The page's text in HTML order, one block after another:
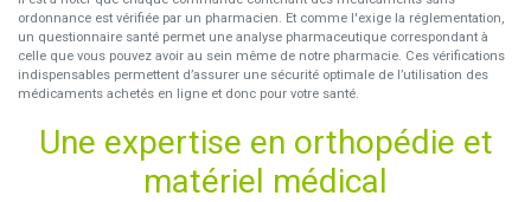
ordonnance est vérifiée par un pharmacien. Et comme l'exige la réglementation,
un questionnaire santé permet une analyse pharmaceutique correspondant à
celle que vous pouvez avoir au sein même de notre pharmacie. Ces vérifications
indispensables permettent d’assurer une sécurité optimale de l’utilisation des
médicaments achetés en ligne et donc pour votre santé.
Une expertise en orthopédie et
matériel médical